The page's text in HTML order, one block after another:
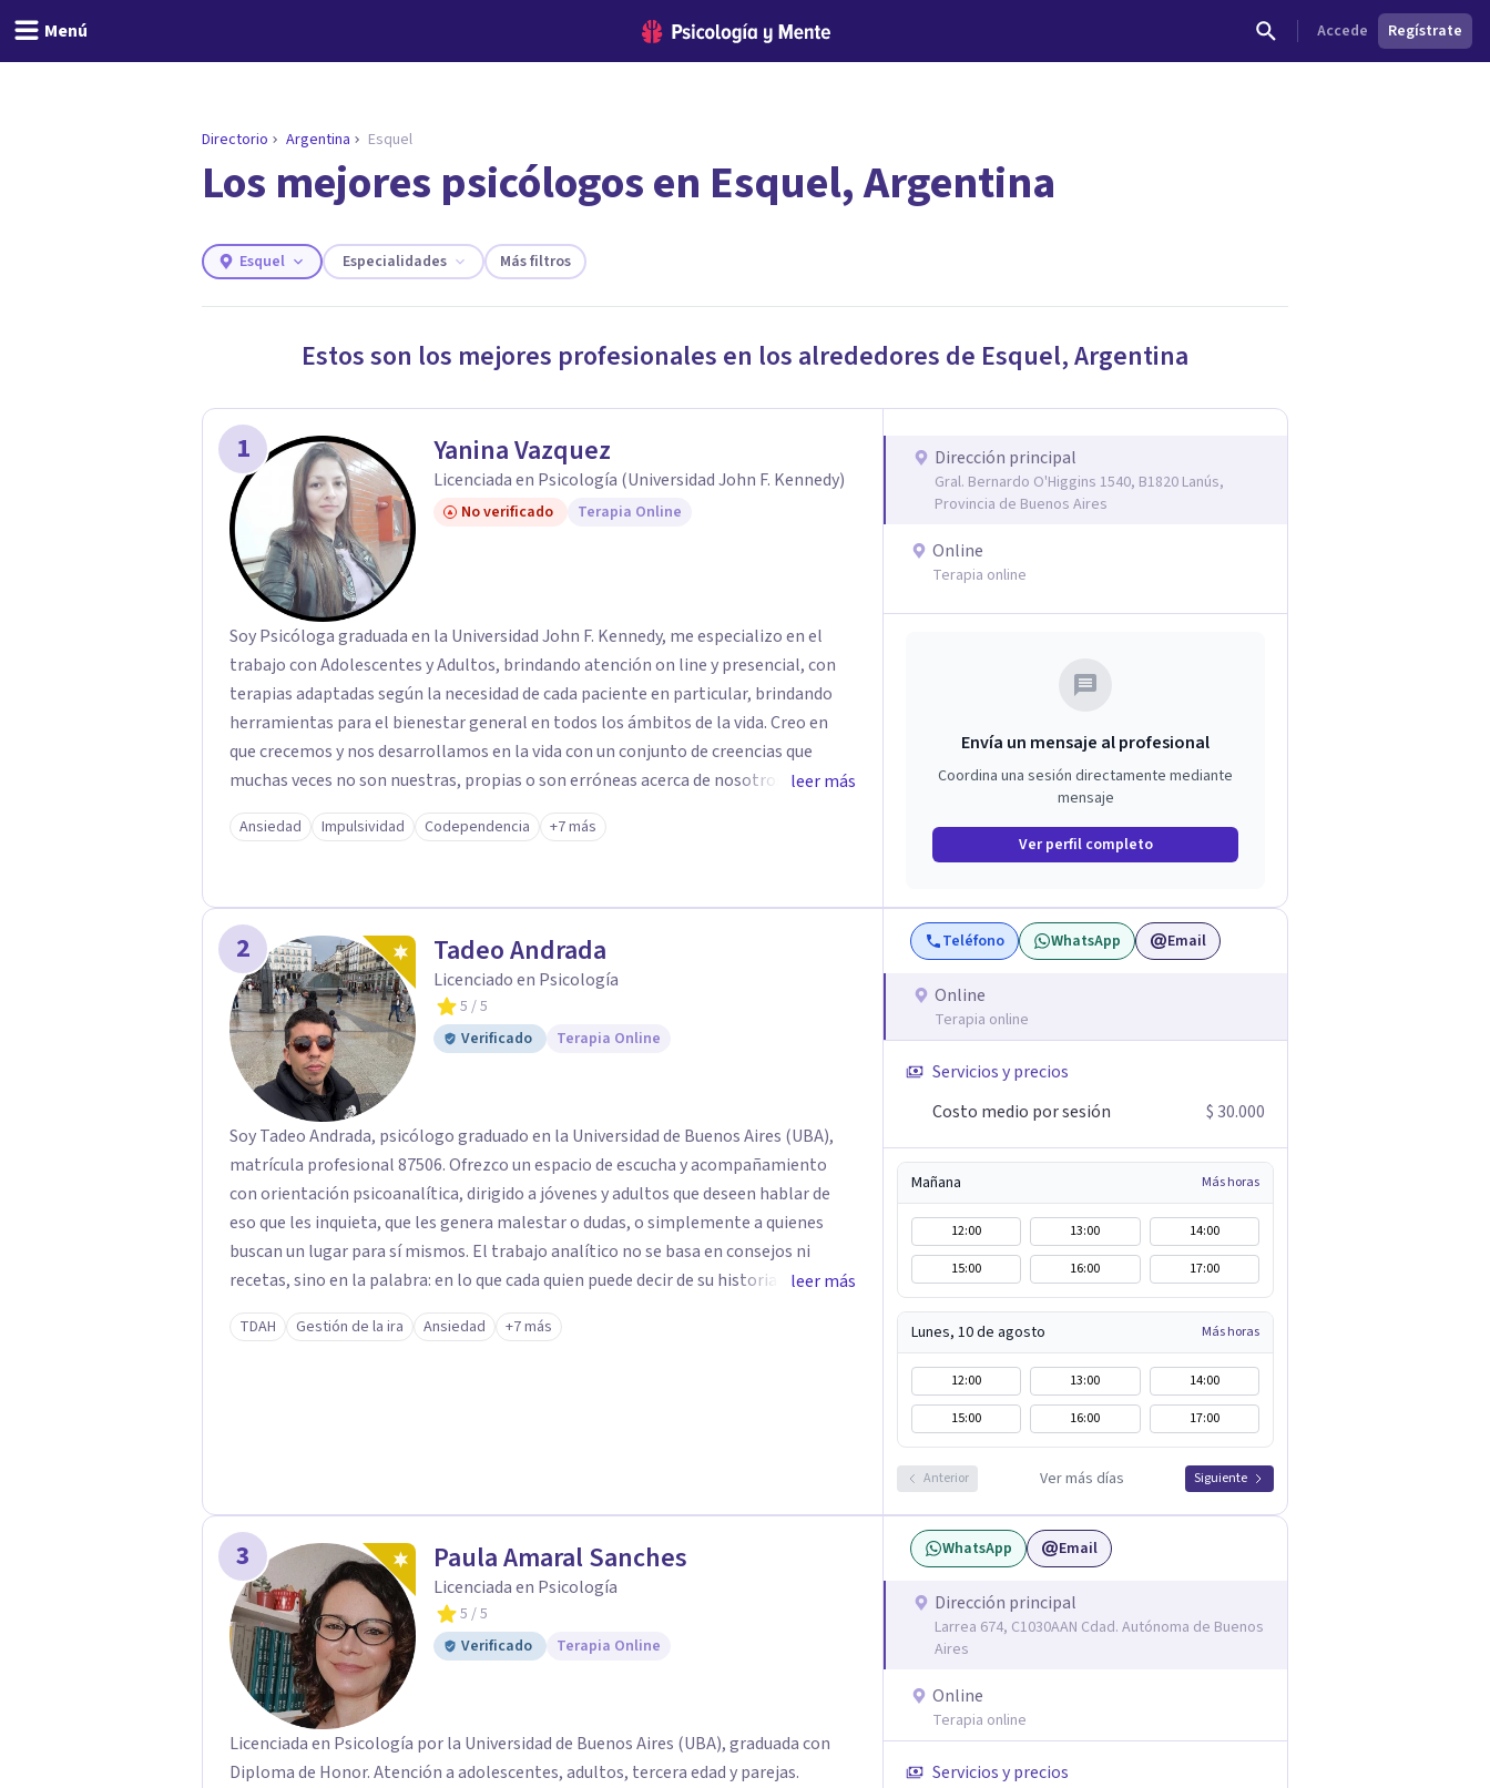
Menú Accede Regístrate
ENCONTRAR MI TERAPEUTA
¿Necesitas ayuda para encontrar el psicólogo adecuado?
necesidades.
Responder cuestionario
Directorio Argentina Esquel
Los mejores psicólogos en Esquel, Argentina
Esquel Especialidades Más filtros
Estos son los mejores profesionales en los alrededores de Esquel,Argentina
1 Yanina Vazquez
Licenciada en Psicología (Universidad John F. Kennedy)
No verificado Terapia Online
Soy Psicóloga graduada en la Universidad John F. Kennedy, me especializo en el
trabajo con Adolescentes y Adultos, brindando atención on line y presencial, con
terapias adaptadas según la necesidad de cada paciente en particular, brindando
herramientas para el bienestar general en todos los ámbitos de la vida. Creo en
que crecemos y nos desarrollamos en la vida con un conjunto de creencias que
muchas veces no son nuestras, propias o son erróneas acerca de nosotros
mismos,o de la vida en general, incluyendo los vínculos con otras personas.. y esto
nos dificulta a la hora de transitar nuestro propio camino. Por eso trabajo en la
leer más
Ansiedad Impulsividad Codependencia +7 más
Dirección principal
Gral. Bernardo O'Higgins 1540, B1820 Lanús,
Provincia de Buenos Aires
Online
Terapia online
Envía un mensaje al profesional
Coordina una sesión directamente mediante
mensaje
Ver perfil completo
2 Tadeo Andrada
Licenciado en Psicología
5 / 5
Verificado
Terapia Online
Soy Tadeo Andrada, psicólogo graduado en la Universidad de Buenos Aires (UBA),
matrícula profesional 87506. Ofrezco un espacio de escucha y acompañamiento
con orientación psicoanalítica, dirigido a jóvenes y adultos que deseen hablar de
eso que les inquieta, que les genera malestar o dudas, o simplemente a quienes
buscan un lugar para sí mismos. El trabajo analítico no se basa en consejos ni
recetas, sino en la palabra: en lo que cada quien puede decir de su historia, de su
deseo, de su malestar... En el encuentro con un analista se abre la posibilidad de
pensar de otro modo eso que hasta ahora parecía sin salida.
leer más
TDAH Gestión de la ira Ansiedad +7 más
Teléfono WhatsApp Email
Online
Terapia online
Servicios y precios
Costo medio por sesión
$ 30.000
Mañana Más horas
12:00 13:00
14:00
15:00
16:00 17:00
Lunes, 10 de agosto Más horas
12:00 13:00
14:00
15:00
16:00 17:00
Anterior Ver más días Siguiente
3 Paula Amaral Sanches
Licenciada en Psicología
5 / 5
Verificado
Terapia Online
Licenciada en Psicología por la Universidad de Buenos Aires (UBA), graduada con
Diploma de Honor. Atención a adolescentes, adultos, tercera edad y parejas.
WhatsApp Email
Dirección principal
Larrea 674, C1030AAN Cdad. Autónoma de Buenos
Aires
Online
Terapia online
Servicios y precios